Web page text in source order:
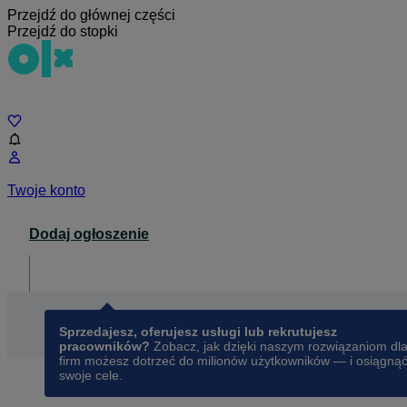
Przejdź do głównej części
Przejdź do stopki
Twoje konto
Dodaj ogłoszenie
Sprzedajesz, oferujesz usługi lub rekrutujesz
pracowników? Zobacz, jak dzięki naszym rozwiązaniom dla
firm możesz dotrzeć do milionów użytkowników — i osiągnąć
swoje cele.